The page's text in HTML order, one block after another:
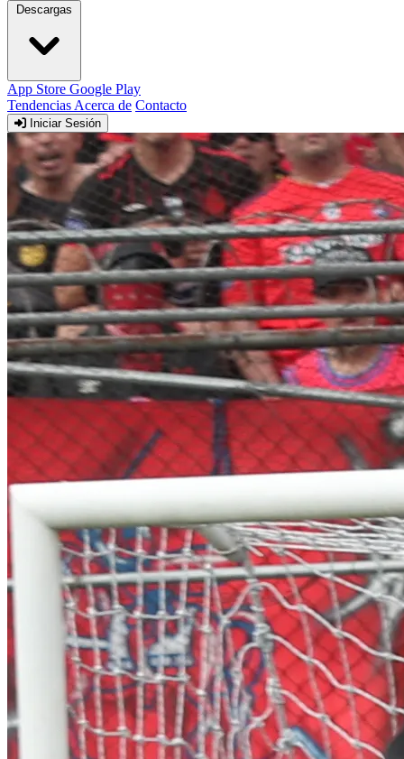
Descargas
App Store Google Play
Tendencias Acerca de Contacto
Iniciar Sesión